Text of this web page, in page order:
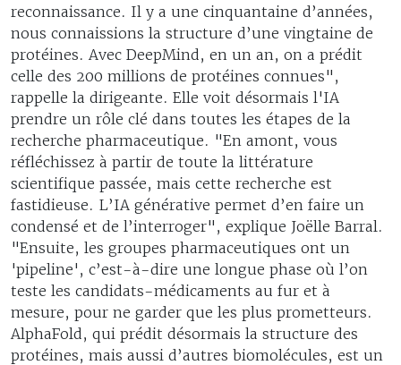
reconnaissance. Il y a une cinquantaine d’années,
nous connaissions la structure d’une vingtaine de
protéines. Avec DeepMind, en un an, on a prédit
celle des 200 millions de protéines connues",
rappelle la dirigeante. Elle voit désormais l'IA
prendre un rôle clé dans toutes les étapes de la
recherche pharmaceutique. "En amont, vous
réfléchissez à partir de toute la littérature
scientifique passée, mais cette recherche est
fastidieuse. L’IA générative permet d’en faire un
condensé et de l’interroger", explique Joëlle Barral.
"Ensuite, les groupes pharmaceutiques ont un
'pipeline', c’est-à-dire une longue phase où l’on
teste les candidats-médicaments au fur et à
mesure, pour ne garder que les plus prometteurs.
AlphaFold, qui prédit désormais la structure des
protéines, mais aussi d’autres biomolécules, est un